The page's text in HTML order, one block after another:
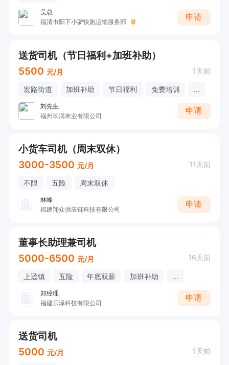
吴总
福清市阳下小驴快跑运输服务部
申请
送货司机（节日福利+加班补助）
5500 元/月 1天前
宏路街道 加班补助 节日福利 免费培训 ...
刘先生
福州玖满米业有限公司
申请
小货车司机（周末双休）
3000-3500 元/月 11天前
不限 五险 周末双休
林峰
福建翔众供应链科技有限公司
申请
董事长助理兼司机
5000-6500 元/月 16天前
上迳镇 五险 年底双薪 加班补助 ...
郑经理
福建乐泽科技有限公司
申请
送货司机
5000 元/月 1天前